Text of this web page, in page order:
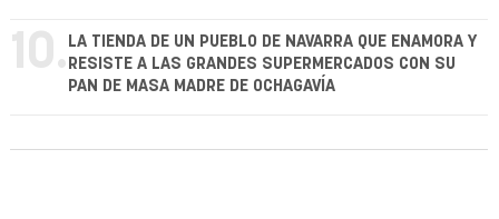
10. LA TIENDA DE UN PUEBLO DE NAVARRA QUE ENAMORA Y
RESISTE A LAS GRANDES SUPERMERCADOS CON SU
PAN DE MASA MADRE DE OCHAGAVÍA